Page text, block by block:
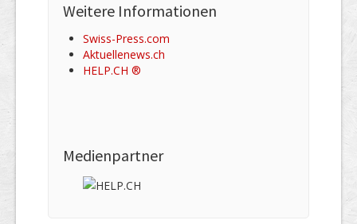
Weitere Informationen
Swiss-Press.com
Aktuellenews.ch
HELP.CH ®
Medienpartner